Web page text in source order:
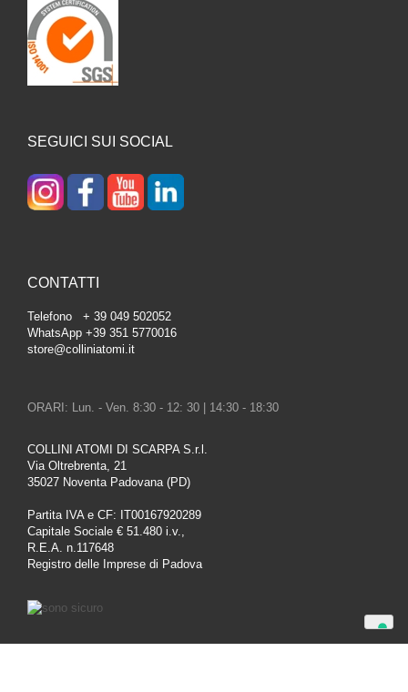
SEGUICI SUI SOCIAL
CONTATTI
Telefono + 39 049 502052
WhatsApp +39 351 5770016
store@colliniatomi.it
ORARI: Lun. - Ven. 8:30 - 12: 30 | 14:30 - 18:30
COLLINI ATOMI DI SCARPA S.r.l.
Via Oltrebrenta, 21
35027 Noventa Padovana (PD)
Partita IVA e CF: IT00167920289
Capitale Sociale € 51.480 i.v.,
R.E.A. n.117648
Registro delle Imprese di Padova